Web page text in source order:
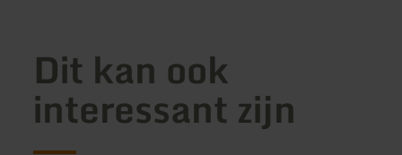
Dit kan ook
interessant zijn